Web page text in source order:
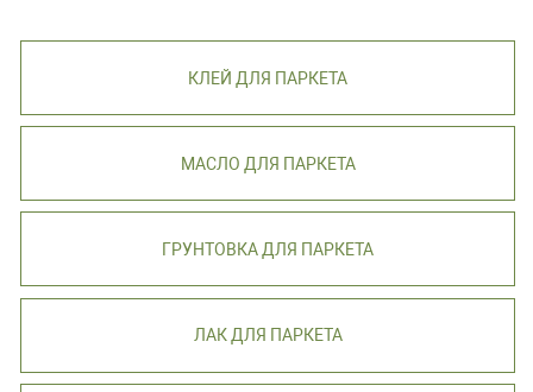
КЛЕЙ ДЛЯ ПАРКЕТА
МАСЛО ДЛЯ ПАРКЕТА
ГРУНТОВКА ДЛЯ ПАРКЕТА
ЛАК ДЛЯ ПАРКЕТА